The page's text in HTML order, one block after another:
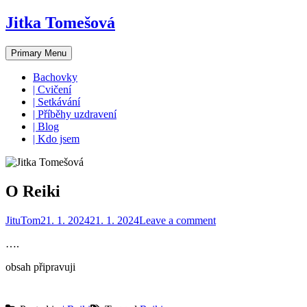
Skip
to
content
Jitka Tomešová
Primary Menu
Bachovky
| Cvičení
| Setkávání
| Příběhy uzdravení
| Blog
| Kdo jsem
O Reiki
JituTom21. 1. 202421. 1. 2024Leave a comment
….
obsah připravuji